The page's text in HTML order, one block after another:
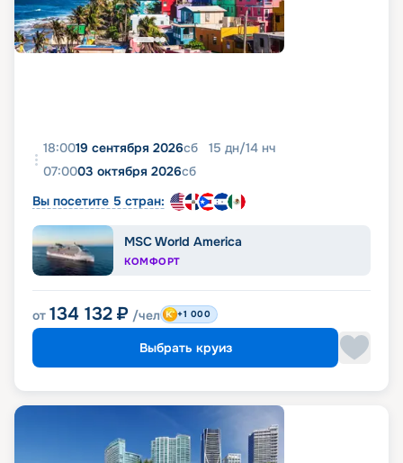
18:0019 сентября 2026сб 15 дн/14 нч
07:0003 октября 2026сб
Вы посетите 5 стран:
MSC World America
КОМФОРТ
от 134 132 ₽ /чел +1 000
Выбрать круиз